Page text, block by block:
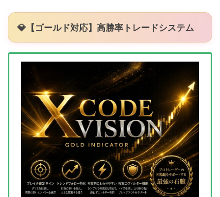
💎【ゴールド対応】高勝率トレードシステム